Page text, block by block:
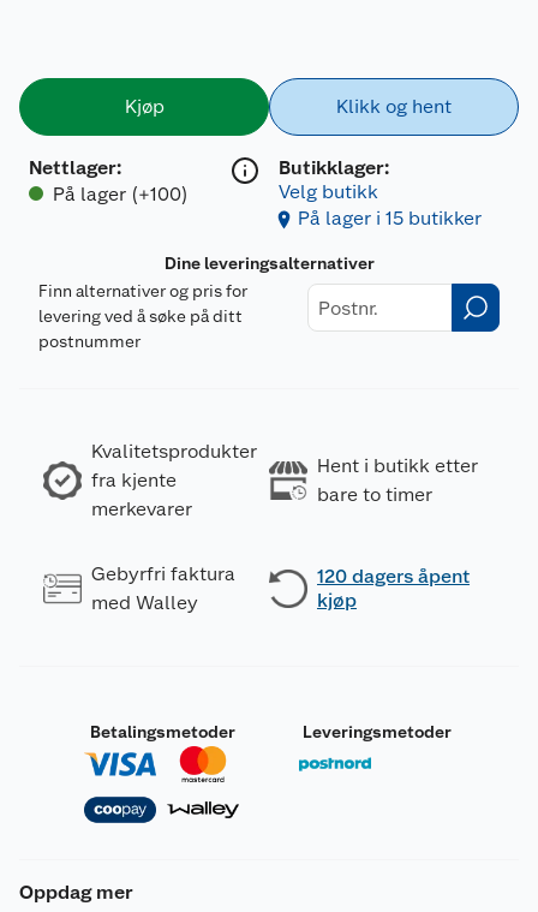
Kjøp
Nettlager:
På lager (+100)
Klikk og hent
Butikklager:
Velg butikk
På lager i 15 butikker
Dine leveringsalternativer
Finn alternativer og pris for
levering ved å søke på ditt
postnummer
Kvalitetsprodukter
fra kjente
merkevarer
Hent i butikk etter
bare to timer
Gebyrfri faktura
med Walley
120 dagers åpent
kjøp
Betalingsmetoder Leveringsmetoder
Oppdag mer